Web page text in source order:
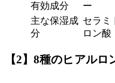
有効成分
ー
主な保湿成
分
セラミ
ロン酸
【2】8種のヒアル